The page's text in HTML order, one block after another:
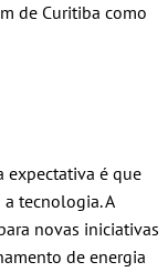
de Curitiba como
expectativa é que
tecnologia. A
novas iniciativas
de energia